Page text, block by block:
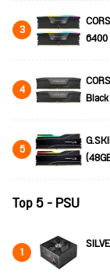
3
4
Black
5
Top 5 - PSU
1